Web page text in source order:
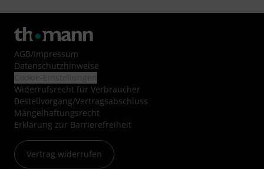
AGB/Impressum
Datenschutzhinweise
Widerrufsrecht für Verbraucher
Bestellvorgang/Vertragsabschluss
Mängelhaftungsrecht
Erklärung zur Barrierefreiheit
Vertrag widerrufen